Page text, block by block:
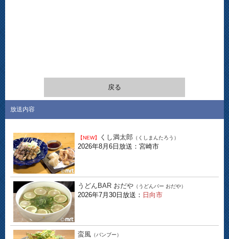
戻る
放送内容
【NEW】 くし満太郎 （くしまんたろう）
2026年8月6日放送：宮崎市
うどんBAR おだや （うどんバー おだや）
2026年7月30日放送： 日向市
蛮風 （バンブー）